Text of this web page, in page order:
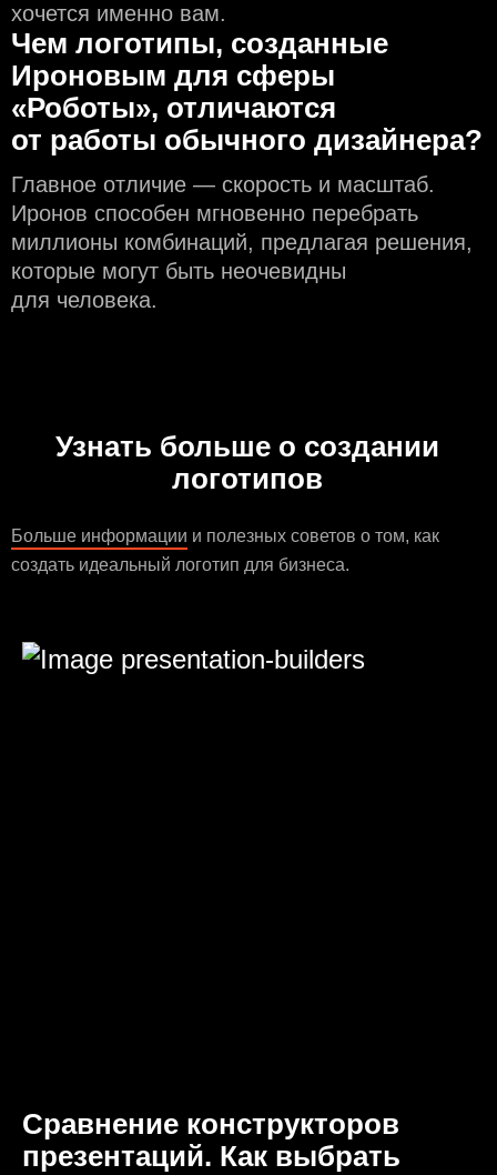
хочется именно вам.
Чем логотипы, созданные
Ироновым для сферы
«Роботы», отличаются
от работы обычного дизайнера?
Главное отличие — скорость и масштаб.
Иронов способен мгновенно перебрать
миллионы комбинаций, предлагая решения,
которые могут быть неочевидны
для человека.
Узнать больше о создании
логотипов
Больше информации и полезных советов о том, как
создать идеальный логотип для бизнеса.
Сравнение конструкторов
презентаций. Как выбрать